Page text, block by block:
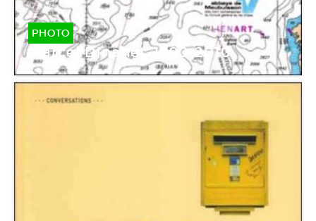
PHOTO
Marcel Dinahet. 1990-2010